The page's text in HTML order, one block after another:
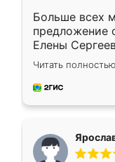
Больше всех
предложение
Елены
короткие
для замера
предложил по
Читать полностью